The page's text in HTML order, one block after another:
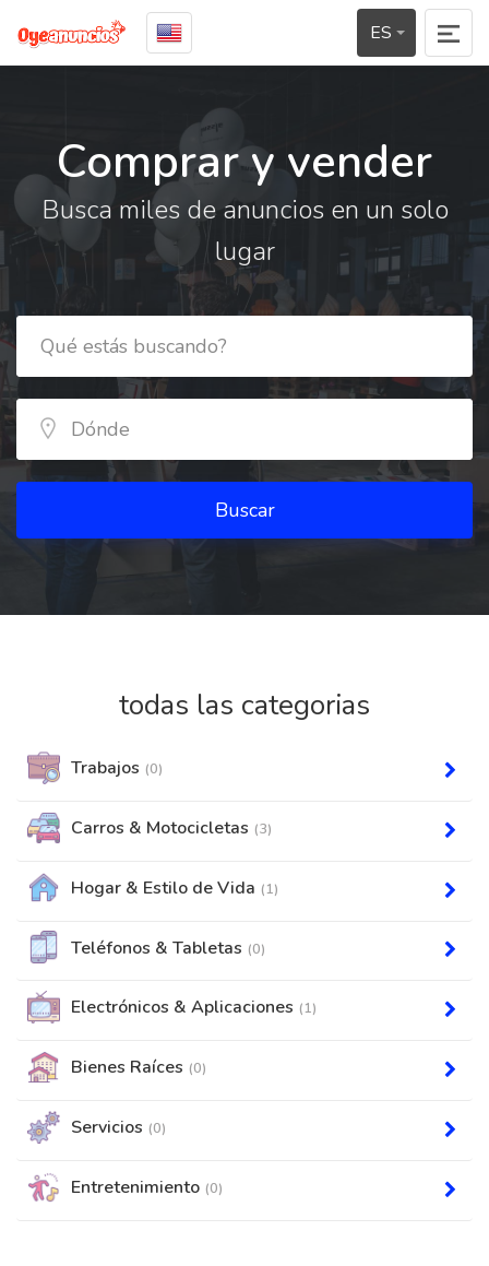
ES
Comprar y vender
Busca miles de anuncios en un solo
lugar
Buscar
todas las categorias
Trabajos (0)
Carros & Motocicletas (3)
Hogar & Estilo de Vida (1)
Teléfonos & Tabletas (0)
Electrónicos & Aplicaciones (1)
Bienes Raíces (0)
Servicios (0)
Entretenimiento (0)